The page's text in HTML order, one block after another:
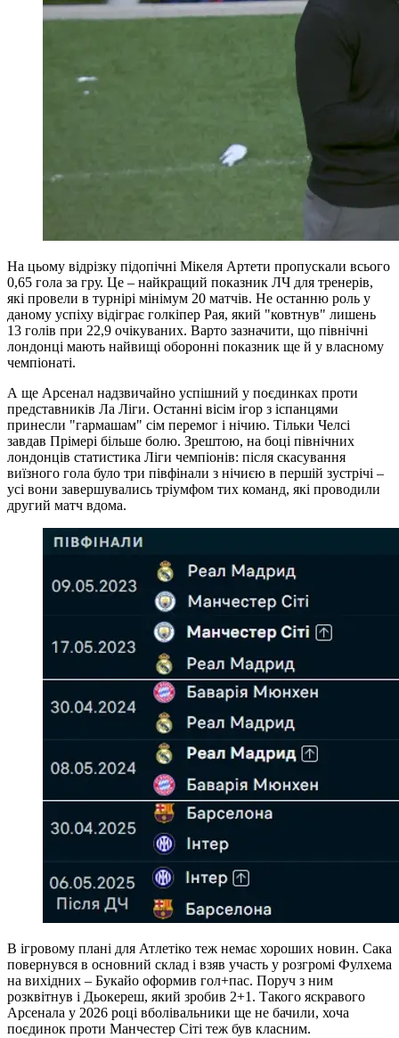
На цьому відрізку підопічні Мікеля Артети пропускали всього
0,65 гола за гру. Це – найкращий показник ЛЧ для тренерів,
які провели в турнірі мінімум 20 матчів. Не останню роль у
даному успіху відіграє голкіпер Рая, який "ковтнув" лишень
13 голів при 22,9 очікуваних. Варто зазначити, що північні
лондонці мають найвищі оборонні показник ще й у власному
чемпіонаті.
А ще Арсенал надзвичайно успішний у поєдинках проти
представників Ла Ліги. Останні вісім ігор з іспанцями
принесли "гармашам" сім перемог і нічию. Тільки Челсі
завдав Прімері більше болю. Зрештою, на боці північних
лондонців статистика Ліги чемпіонів: після скасування
виїзного гола було три півфінали з нічиєю в першій зустрічі –
усі вони завершувались тріумфом тих команд, які проводили
другий матч вдома.
В ігровому плані для Атлетіко теж немає хороших новин. Сака
повернувся в основний склад і взяв участь у розгромі Фулхема
на вихідних – Букайо оформив гол+пас. Поруч з ним
розквітнув і Дьокереш, який зробив 2+1. Такого яскравого
Арсенала у 2026 році вболівальники ще не бачили, хоча
поєдинок проти Манчестер Сіті теж був класним.